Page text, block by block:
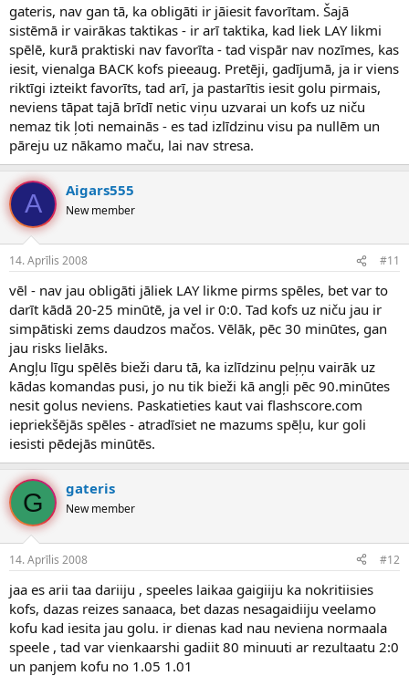
gateris, nav gan tā, ka obligāti ir jāiesit favorītam. Šajā
sistēmā ir vairākas taktikas - ir arī taktika, kad liek LAY likmi
spēlē, kurā praktiski nav favorīta - tad vispār nav nozīmes, kas
iesit, vienalga BACK kofs pieeaug. Pretēji, gadījumā, ja ir viens
riktīgi izteikt favorīts, tad arī, ja pastarītis iesit golu pirmais,
neviens tāpat tajā brīdī netic viņu uzvarai un kofs uz niču
nemaz tik ļoti nemainās - es tad izlīdzinu visu pa nullēm un
pāreju uz nākamo maču, lai nav stresa.
A Aigars555
New member
14. Aprīlis 2008 #11
vēl - nav jau obligāti jāliek LAY likme pirms spēles, bet var to
darīt kādā 20-25 minūtē, ja vel ir 0:0. Tad kofs uz niču jau ir
simpātiski zems daudzos mačos. Vēlāk, pēc 30 minūtes, gan
jau risks lielāks.
Angļu līgu spēlēs bieži daru tā, ka izlīdzinu peļņu vairāk uz
kādas komandas pusi, jo nu tik bieži kā angļi pēc 90.minūtes
nesit golus neviens. Paskatieties kaut vai flashscore.com
iepriekšējās spēles - atradīsiet ne mazums spēļu, kur goli
iesisti pēdejās minūtēs.
G gateris
New member
14. Aprīlis 2008 #12
jaa es arii taa dariiju , speeles laikaa gaigiiju ka nokritiisies
kofs, dazas reizes sanaaca, bet dazas nesagaidiiju veelamo
kofu kad iesita jau golu. ir dienas kad nau neviena normaala
speele , tad var vienkaarshi gadiit 80 minuuti ar rezultaatu 2:0
un panjem kofu no 1.05 1.01